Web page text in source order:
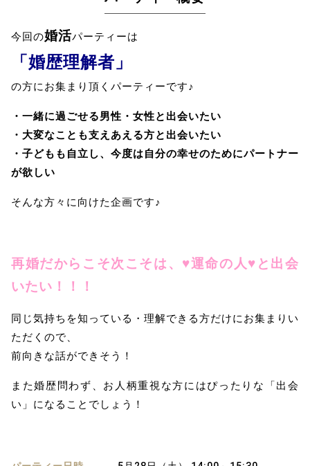
今回の婚活パーティーは
「婚歴理解者」
の方にお集まり頂くパーティーです♪
・一緒に過ごせる男性・女性と出会いたい
・大変なことも支えあえる方と出会いたい
・子どもも自立し、今度は自分の幸せのためにパートナー
が欲しい
そんな方々に向けた企画です♪
再婚だからこそ次こそは、♥運命の人♥と出会
いたい！！！
同じ気持ちを知っている・理解できる方だけにお集まりい
ただくので、
前向きな話ができそう！
また婚歴問わず、お人柄重視な方にはぴったりな「出会
い」になることでしょう！